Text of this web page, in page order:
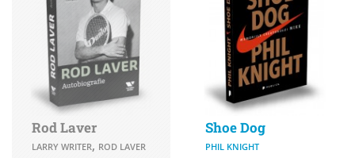
Rod Laver
LARRY WRITER, ROD LAVER
Shoe Dog
PHIL KNIGHT